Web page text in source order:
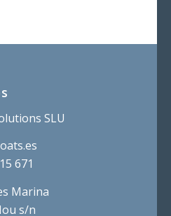
SLU
671
Marina
s/n